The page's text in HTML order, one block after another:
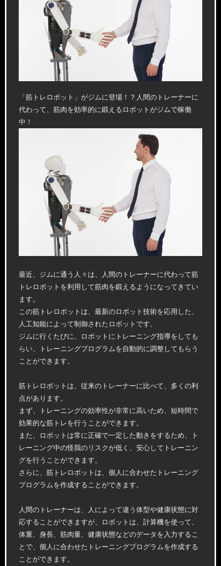
「筋トレロボット」がジムに登場！？人間のトレーナーに
代わって、筋肉を効率的に鍛えるロボットがジムで稼働
中！
最近、ジムに通う人々は、人間のトレーナーに代わって筋
トレロボットを利用して筋肉を鍛えるようになってきてい
ます。
この筋トレロボットは、最新のロボット技術を応用した、
人工知能によって制御されたロボットです。
ジムに行くたびに、ロボットにトレーニング指導をしても
らい、トレーニングプログラムを自動的に調整してもらう
ことができます。
筋トレロボットは、従来のトレーナーに比べて、多くの利
点があります。
まず、トレーニングの効率性が非常に高いため、短時間で
効果的な筋トレを行うことができます。
また、ロボットは常に正確で一定した動きをするため、ト
レーニング中の怪我のリスクが低く、安心してトレーニン
グを行うことができます。
さらに、筋トレロボットは、個人に合わせたトレーニング
プログラムを作成することができます。
人間のトレーナーは、人によって違う体型や健康状態に対
応することができますが、ロボットは、計算機を使って、
体重、身長、筋肉量、健康状態などのデータを入力するこ
とで、個人に合わせたトレーニングプログラムを作成する
ことができます。